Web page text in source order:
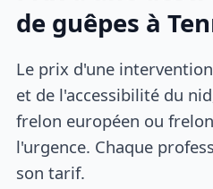
de guêpes à
Le prix d'une
et de l'accessibilité du
frelon européen ou
l'urgence. Chaque
son tarif.